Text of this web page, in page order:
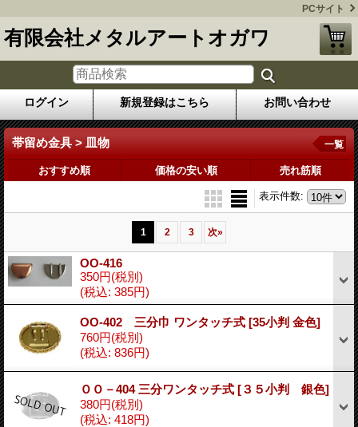
PCサイト
有限会社メタルアートオガワ
ログイン 新規登録はこちら お問い合わせ
帯留め金具 > 皿物 一覧
おすすめ順 価格の安い順 売れ筋順
表示件数:
1 2 3 次»
OO-416
350円(税別)
(税込: 385円)
OO-402 三分巾 ワンタッチ式 [35小判 金色]
760円(税別)
(税込: 836円)
ＯＯ－404 三分ワンタッチ式 [３５小判 銀色]
380円(税別)
(税込: 418円)